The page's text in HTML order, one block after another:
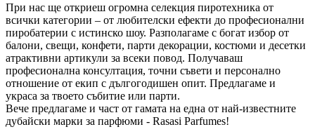
При нас ще откриеш огромна селекция пиротехника от
всички категории – от любителски ефекти до професионални
пиробатерии с истинско шоу. Разполагаме с богат избор от
балони, свещи, конфети, парти декорации, костюми и десетки
атрактивни артикули за всеки повод. Получаваш
професионална консултация, точни съвети и персонално
отношение от екип с дългогодишен опит. Предлагаме и
украса за твоето събитие или парти.
Вече предлагаме и част от гамата на една от най-известните
дубайски марки за парфюми - Rasasi Parfumes!